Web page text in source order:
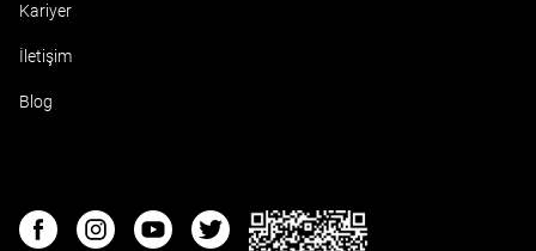
Kariyer
İletişim
Blog
FacebookInstagramYoutubeTwitter
ETBIS